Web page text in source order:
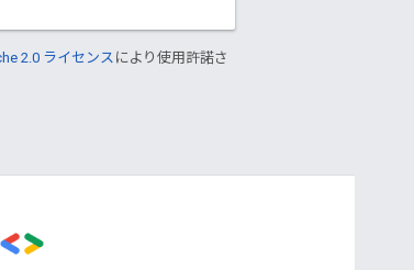
2.0 ライセンス により使用許諾さ